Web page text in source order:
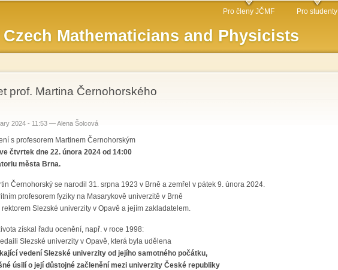
Mathematicians and Physicists
Pro členy JČMF Pro studenty
here
prof. Martina Černohorského
2024 - 11:53 —Alena Šolcová
s profesorem Martinem Černohorským
ve čtvrtek dne 22. února 2024 od 14:00
města Brna.
Černohorský se narodil 31. srpna 1923 v Brně a zemřel v pátek 9. února 2024.
profesorem fyziky na Masarykově univerzitě v Brně
rektorem Slezské univerzity v Opavě a jejím zakladatelem.
získal řadu ocenění, např. v roce 1998:
Slezské univerzity v Opavě, která byla udělena
vedení Slezské univerzity od jejího samotného počátku,
úsilí o její důstojné začlenění mezi univerzity České republiky